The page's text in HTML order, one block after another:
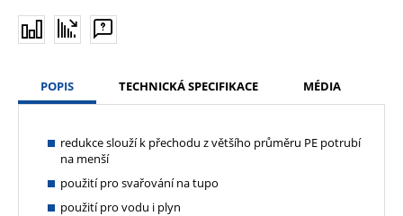
POPIS TECHNICKÁ SPECIFIKACE MÉDIA
redukce slouží k přechodu z většího průměru PE potrubí
na menší
použití pro svařování na tupo
použití pro vodu i plyn